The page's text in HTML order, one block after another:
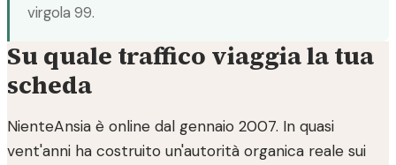
virgola 99.
Su quale traffico viaggia la tua
scheda
NienteAnsia è online dal gennaio 2007. In quasi
vent'anni ha costruito un'autorità organica reale sui